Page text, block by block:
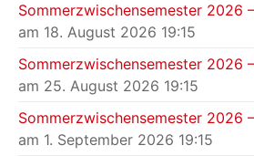
Sommerzwischensemester 2026
am 18. August 2026 19:15
Sommerzwischensemester 2026
am 25. August 2026 19:15
Sommerzwischensemester 2026
am 1. September 2026 19:15